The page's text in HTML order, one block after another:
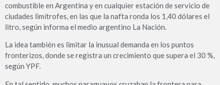
combustible en Argentina y en cualquier estación de servicio de
ciudades limítrofes, en las que la nafta ronda los 1,40 dólares el
litro, según informa el medio argentino La Nación.
La idea también es limitar la inusual demanda en los puntos
fronterizos, donde se registra un crecimiento que supera el 30 %,
según YPF.